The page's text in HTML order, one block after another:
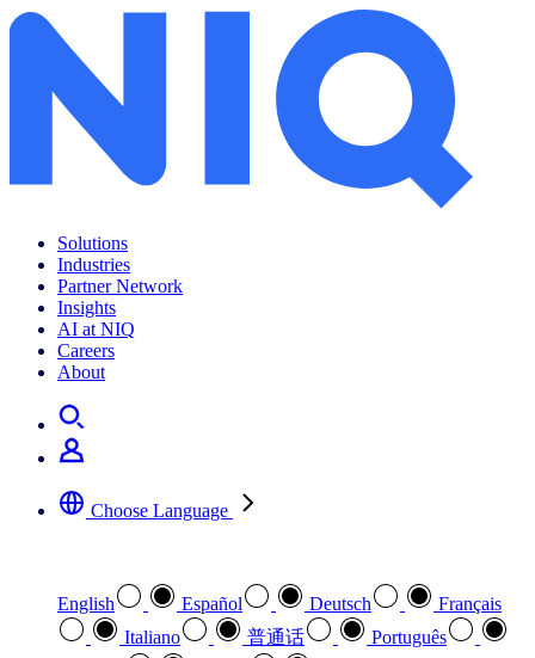
Solutions
Industries
Partner Network
Insights
AI at NIQ
Careers
About
Choose Language
English Español Deutsch
Français
Italiano
普通话
Português